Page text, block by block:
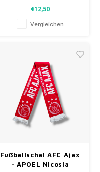
Spielernamen, jedes erzählt
eine Geschichte. Wähle aus
gebrauchten und neuen Schals
Deine Quelle für einzigartige
Fanschals!
€12,50
Vergleichen
Fußballschal AFC Ajax
- APOEL Nicosia